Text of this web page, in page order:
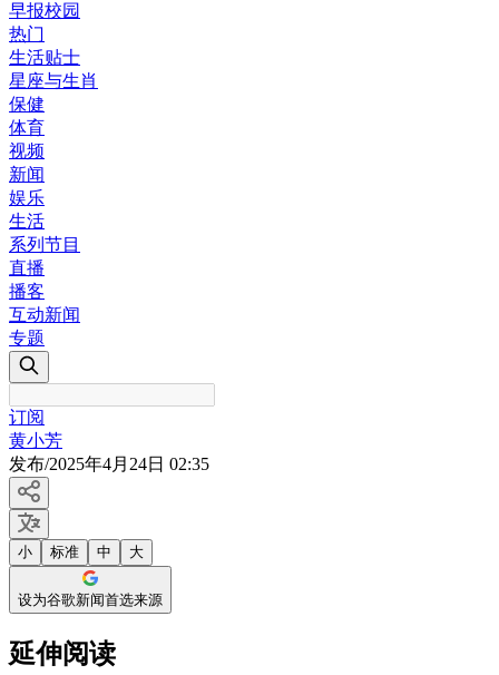
早报校园
热门
生活贴士
星座与生肖
保健
体育
视频
新闻
娱乐
生活
系列节目
直播
播客
互动新闻
专题
订阅
黄小芳
发布/2025年4月24日 02:35
小 标准 中 大
设为谷歌新闻首选来源
延伸阅读